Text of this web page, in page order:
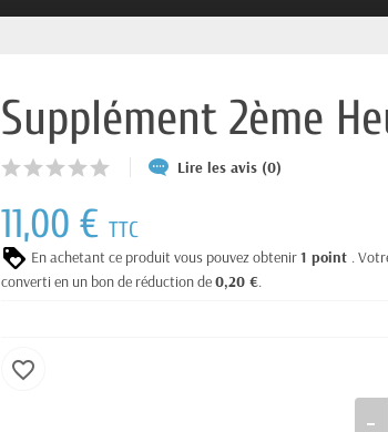
Supplément 2ème
Lire les avis (0)
11,00 €TTC
En achetant ce produit vous pouvez obtenir1 point .
converti en un bon de réduction de0,20 €.
favorite_border